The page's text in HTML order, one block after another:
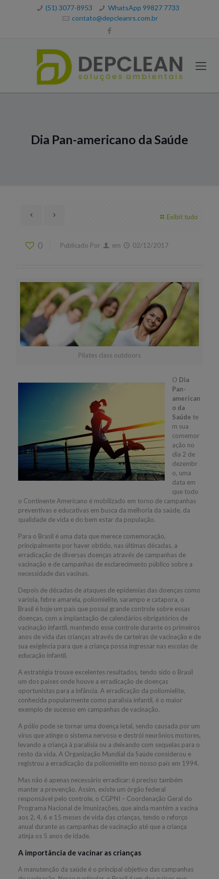
(51) 3077-8953
WhatsApp 99827 7733
contato@depcleanrs.com.br
Dia Pan-americano da Saúde
Exibit tudo
0 Publicado Por em 02/12/2017
Pilates class outdoors
O Dia
Pan-
american
o da
Saúde te
m sua
comemor
ação no
dia 2 de
dezembr
o, uma
data em
que todo
o Continente Americano é mobilizado em torno de campanhas
preventivas e educativas em busca da melhoria da saúde, da
qualidade de vida e do bem estar da população.
Para o Brasil é uma data que merece comemoração,
principalmente por haver obtido, nas últimas décadas, a
erradicação de diversas doenças através de campanhas de
vacinação e de campanhas de esclarecimento público sobre a
necessidade das vacinas.
Depois de décadas de ataques de epidemias das doenças como
varíola, febre amarela, poliomielite, sarampo e catapora, o
Brasil é hoje um país que possui grande controle sobre essas
doenças, com a implantação de calendários obrigatórios de
vacinação infantil, mantendo esse controle durante os primeiros
anos de vida das crianças através de carteiras de vacinação e de
sua exigência para que a criança possa ingressar nas escolas de
educação infantil.
A estratégia trouxe excelentes resultados, tendo sido o Brasil
um dos países onde houve a erradicação de doenças
oportunistas para a infância. A erradicação da poliomielite,
conhecida popularmente como paralisia infantil, é o maior
exemplo de sucesso em campanhas de vacinação.
A pólio pode se tornar uma doença letal, sendo causada por um
vírus que atinge o sistema nervoso e destrói neurônios motores,
levando a criança à paralisia ou a deixando com sequelas para o
resto da vida. A Organização Mundial da Saúde considerou e
registrou a erradicação da poliomielite em nosso país em 1994.
Mas não é apenas necessário erradicar: é preciso também
manter a prevenção. Assim, existe um órgão federal
responsável pelo controle, o CGPNI – Coordenação Geral do
Programa Nacional de Imunizações, que ainda mantém a vacina
aos 2, 4, 6 e 15 meses de vida das crianças, tendo o reforço
anual durante as campanhas de vacinação até que a criança
atinja os 5 anos de idade.
A importância de vacinar as crianças
A manutenção da saúde é o principal objetivo das campanhas